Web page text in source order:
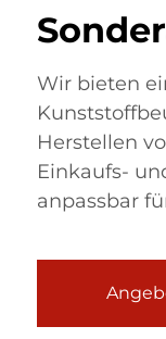
Wir bieten
Herstellen
Einkaufs-
anpassbar